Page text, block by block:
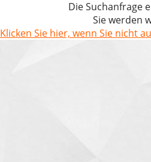
Die Suchanfrage
Sie werden
Klicken Sie hier, wenn Sie nicht